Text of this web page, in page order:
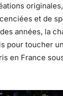
et de
années, la
pour toucher
en France